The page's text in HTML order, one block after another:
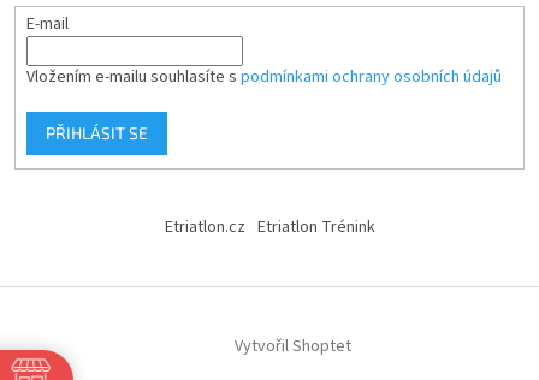
E-mail
Vložením e-mailu souhlasíte s podmínkami ochrany osobních údajů
PŘIHLÁSIT SE
Etriatlon.cz Etriatlon Trénink
Vytvořil Shoptet